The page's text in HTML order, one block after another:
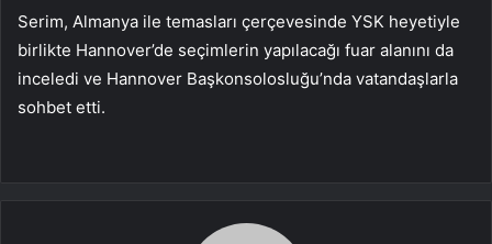
Serim, Almanya ile temasları çerçevesinde YSK heyetiyle
birlikte Hannover’de seçimlerin yapılacağı fuar alanını da
inceledi ve Hannover Başkonsolosluğu’nda vatandaşlarla
sohbet etti.